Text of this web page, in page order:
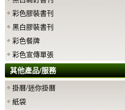
彩色膠裝書刊
黑白膠裝書刊
彩色餐牌
彩色宣傳單張
其他產品/服務
掛曆/迷你掛曆
紙袋